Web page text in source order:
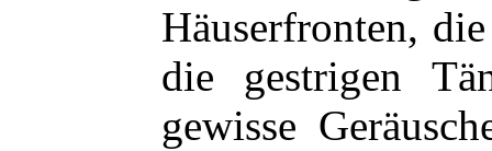
Häuserfronten,
die gestrigen
gewisse